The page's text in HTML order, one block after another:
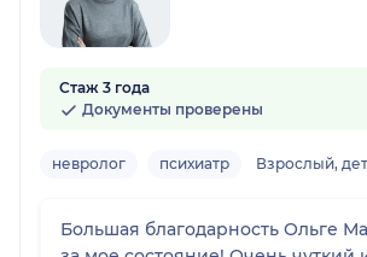
Стаж 3 года
Документы проверены
невролог психиатр Взрослый,
Большая благодарность Ольге